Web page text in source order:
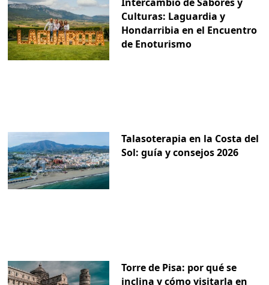
Intercambio de Sabores y
Culturas: Laguardia y
Hondarribia en el Encuentro
de Enoturismo
Talasoterapia en la Costa del
Sol: guía y consejos 2026
Torre de Pisa: por qué se
inclina y cómo visitarla en